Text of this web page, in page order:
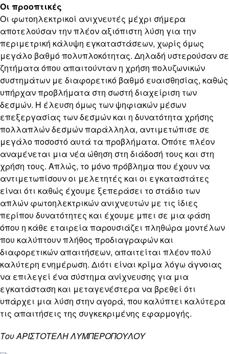
Οι προοπτικές
Οι φωτοηλεκτρικοί ανιχνευτές μέχρι σήμερα
αποτελούσαν την πλέον αξιόπιστη λύση για την
περιμετρική κάλυψη εγκαταστάσεων, χωρίς όμως
μεγάλο βαθμό πολυπλοκότητας. Δηλαδή υστερούσαν σε
ζητήματα όπου απαιτούνταν η χρήση πολυζωνικών
συστημάτων με διαφορετικό βαθμό ευαισθησίας, καθώς
υπήρχαν προβλήματα στη σωστή διαχείριση των
δεσμών. Η έλευση όμως των ψηφιακών μέσων
επεξεργασίας των δεσμών και η δυνατότητα χρήσης
πολλαπλών δεσμών παράλληλα, αντιμετώπισε σε
μεγάλο ποσοστό αυτά τα προβλήματα. Οπότε πλέον
αναμένεται μια νέα ώθηση στη διάδοσή τους και στη
χρήση τους. Απλώς, το μόνο πρόβλημα που έχουν να
αντιμετωπίσουν οι μελετητές και οι εγκαταστάτες
είναι ότι καθώς έχουμε ξεπεράσει το στάδιο των
απλών φωτοηλεκτρικών ανιχνευτών με τις ίδιες
περίπου δυνατότητες και έχουμε μπει σε μια φάση
όπου η κάθε εταιρεία παρουσιάζει πληθώρα μοντέλων
που καλύπτουν πλήθος προδιαγραφών και
διαφορετικών απαιτήσεων, απαιτείται πλέον πολύ
καλύτερη ενημέρωση. Διότι είναι κρίμα λόγω άγνοιας
να επιλεγεί ένα σύστημα ανίχνευσης για μια
εγκατάσταση και μεταγενέστερα να βρεθεί ότι
υπάρχει μια λύση στην αγορά, που καλύπτει καλύτερα
τις απαιτήσεις της συγκεκριμένης εφαρμογής.
Του ΑΡΙΣΤΟΤΕΛΗ ΛΥΜΠΕΡΟΠΟΥΛΟΥ